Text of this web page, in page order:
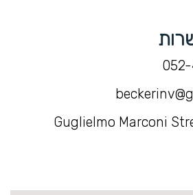
Guglielmo Marconi